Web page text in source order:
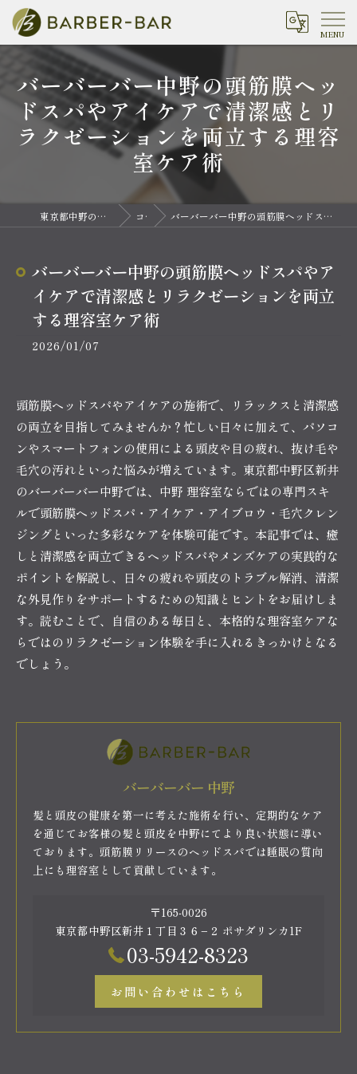
バーバーバー中野の頭筋膜ヘッ
ドスパやアイケアで清潔感とリ
ラクゼーションを両立する理容
室ケア術
東京都中野の理容室ならバーバーバー 中野 コラム バーバーバー中野の頭筋膜ヘッドスパやアイケアで清潔感とリラクゼーションを両立する理容室ケア術
バーバーバー中野の頭筋膜ヘッドスパやア
イケアで清潔感とリラクゼーションを両立
する理容室ケア術
2026/01/07
頭筋膜ヘッドスパやアイケアの施術で、リラックスと清潔感
の両立を目指してみませんか？忙しい日々に加えて、パソコ
ンやスマートフォンの使用による頭皮や目の疲れ、抜け毛や
毛穴の汚れといった悩みが増えています。東京都中野区新井
のバーバーバー中野では、中野 理容室ならではの専門スキ
ルで頭筋膜ヘッドスパ・アイケア・アイブロウ・毛穴クレン
ジングといった多彩なケアを体験可能です。本記事では、癒
しと清潔感を両立できるヘッドスパやメンズケアの実践的な
ポイントを解説し、日々の疲れや頭皮のトラブル解消、清潔
な外見作りをサポートするための知識とヒントをお届けしま
す。読むことで、自信のある毎日と、本格的な理容室ケアな
らではのリラクゼーション体験を手に入れるきっかけとなる
でしょう。
バーバーバー 中野
髪と頭皮の健康を第一に考えた施術を行い、定期的なケア
を通じてお客様の髪と頭皮を中野にてより良い状態に導い
ております。頭筋膜リリースのヘッドスパでは睡眠の質向
上にも理容室として貢献しています。
〒165-0026
東京都中野区新井１丁目３６−２ ポサダリンカ1F
03-5942-8323
お問い合わせはこちら